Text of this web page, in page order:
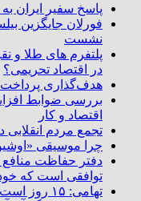
پاسخ سفیر ایران
فورلان جایگزین
نشست
پلتفرم ‌های طلا و
در اقتصاد تحریمی؟
هدف‌گذاری پرداخت ۳۰ هزار وام اشتغال تا پایان سال
بررسی ضوابط
اقتصاد و کار
تجمع مردم
چرا موسیقی
دفتر حفاظت منافع
توافقی است که
تهامی: ۱۵